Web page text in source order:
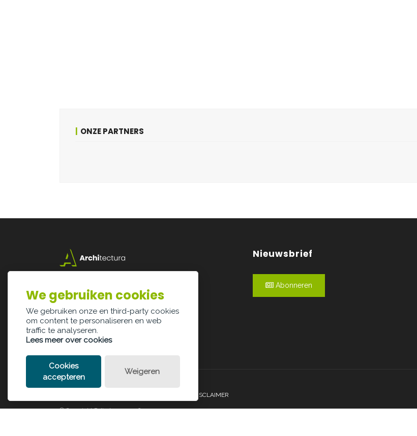
ONZE PARTNERS
3500 Hasselt
info@architectura.be
Nieuwsbrief
Abonneren
LEGAL DISCLAIMER
© Copyright Palindroom 2026
We gebruiken cookies
We gebruiken onze en third-party cookies
om content te personaliseren en web
traffic te analyseren.
Lees meer over cookies
Cookies
accepteren
Weigeren